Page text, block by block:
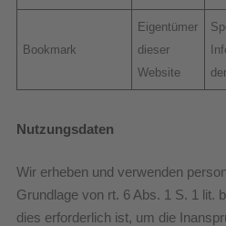
Bookmark
Eigentümer
dieser
Website
Nutzungsdaten
Wir erheben und verwenden
Grundlage von rt. 6 Abs. 1 S. 1 lit.
dies erforderlich ist, um die